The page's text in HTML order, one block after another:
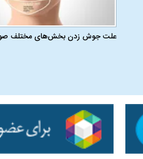
علت جوش زدن بخش‌های مختلف